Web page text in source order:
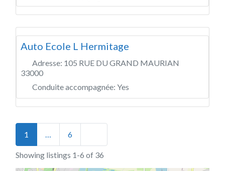
Auto Ecole L Hermitage
Adresse: 105 RUE DU GRAND MAURIAN
33000
Conduite accompagnée: Yes
Posts navigation
1 6
Showing listings 1-6 of 36